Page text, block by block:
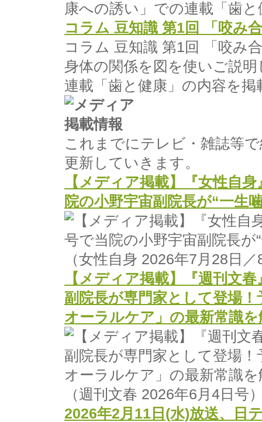
康への誘い」での連載「歯
コラム 豆知識 第1回 「咬み
コラム 豆知識 第1回 「咬み
身体の関係を図を使いご説
連載「歯と健康」の内容を掲
これまでにテレビ・雑誌等
更新していきます。
【メディア掲載】『女性自
院の小野宇宙副院長が“一生
（女性自身 2026年7月28日
【メディア掲載】『週刊文
副院長が専門家として登場
オーラルケア」の最新常識を
（週刊文春 2026年6月4日号
2026年2月11日(水)放送、日